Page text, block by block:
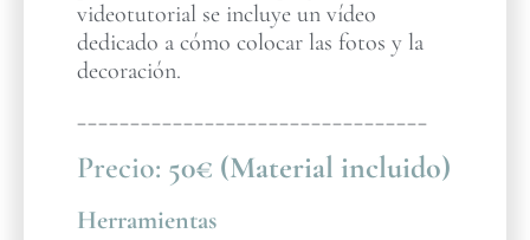
videotutorial se incluye un vídeo
dedicado a cómo colocar las fotos y la
decoración.
_________________________________
Precio: 50€ (Material incluido)
Herramientas